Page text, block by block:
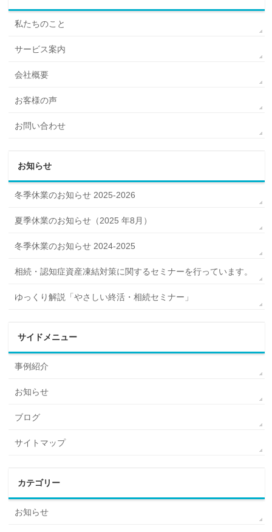
私たちのこと
サービス案内
会社概要
お客様の声
お問い合わせ
お知らせ
冬季休業のお知らせ 2025-2026
夏季休業のお知らせ（2025 年8月）
冬季休業のお知らせ 2024-2025
相続・認知症資産凍結対策に関するセミナーを行っています。
ゆっくり解説「やさしい終活・相続セミナー」
サイドメニュー
事例紹介
お知らせ
ブログ
サイトマップ
カテゴリー
お知らせ